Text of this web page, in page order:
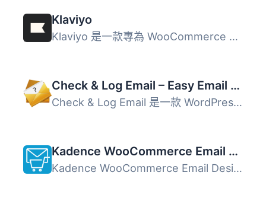
Klaviyo
Klaviyo 是一款專為 WooCommerce 設計的電子郵件和簡訊行銷外...
Check & Log Email – Easy Email Testing & Mail logging
Check & Log Email 是一款 WordPress 郵件記錄與測試外掛...
Kadence WooCommerce Email Designer
Kadence WooCommerce Email Designer 讓使用者輕鬆自訂 WooCo...